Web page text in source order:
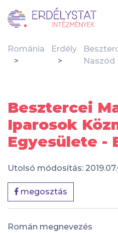
Románia Erdély
Naszód
Besztercei
Iparosok
Egyesülete -
Utolsó módosítás:
megosztás
Román megnevezés